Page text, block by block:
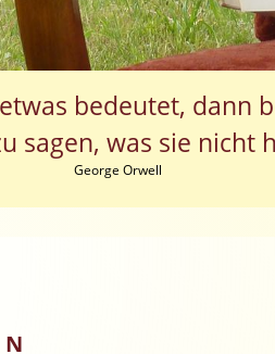
bedeutet, dann
sagen, was sie nicht
George Orwell